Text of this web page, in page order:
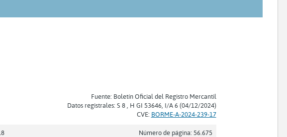
Fuente: Boletín Oficial del Registro Mercantil
Datos registrales: S 8 , H GI 53646, I/A 6 (04/12/2024)
CVE: BORME-A-2024-239-17
Número de página: 56.675